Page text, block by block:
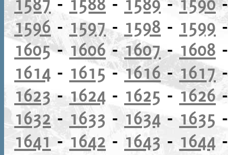
1596 - 1597- 1598 - 1599
1605- 1606-1607-1608
1614 - 1615-1616-1617
1623- 1624 - 1625 -1626
1632- 1633 - 1634 - 1635
1641-1642 - 1643 - 1644